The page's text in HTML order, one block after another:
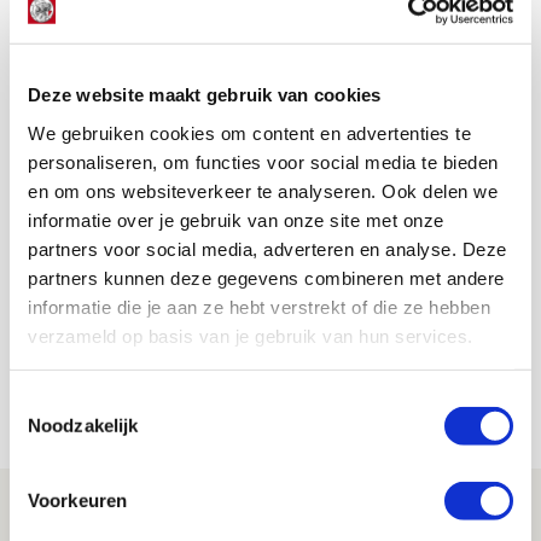
Deze website maakt gebruik van cookies
We gebruiken cookies om content en advertenties te
personaliseren, om functies voor social media te bieden
en om ons websiteverkeer te analyseren. Ook delen we
informatie over je gebruik van onze site met onze
partners voor social media, adverteren en analyse. Deze
partners kunnen deze gegevens combineren met andere
informatie die je aan ze hebt verstrekt of die ze hebben
verzameld op basis van je gebruik van hun services.
Noodzakelijk
Voorkeuren
voelt zich bovenal schuldig. “Ze hebben alles gegeven.
AANBEVOLEN
Pasveer verklaart verval bij Ajax
en roemt leidersrol Henderson
De Redactie
Bekijk alle berichten van De Redactie
Drie dingen die je moet weten over